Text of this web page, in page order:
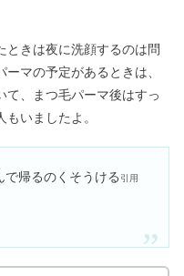
ときは夜に洗顔するのは問
マの予定があるときは、
て、まつ毛パーマ後はすっ
いましたよ。
で帰るのくそうける 引用